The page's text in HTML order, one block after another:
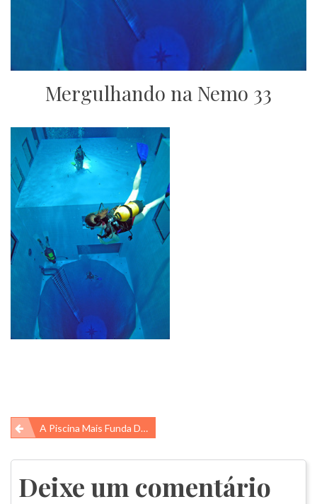
Mergulhando na Nemo 33
Navegação
de
Post
A Piscina Mais Funda Do Mundo
Deixe um comentário